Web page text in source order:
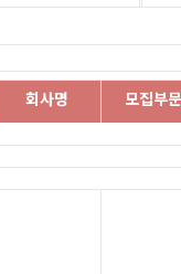
회사명 모집부문